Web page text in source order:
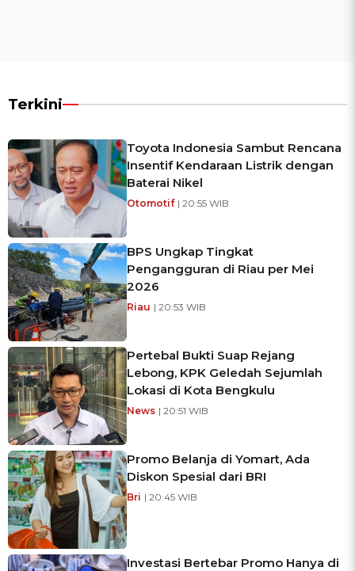
Terkini
Toyota Indonesia Sambut Rencana
Insentif Kendaraan Listrik dengan
Baterai Nikel
Otomotif | 20:55 WIB
BPS Ungkap Tingkat
Pengangguran di Riau per Mei
2026
Riau | 20:53 WIB
Pertebal Bukti Suap Rejang
Lebong, KPK Geledah Sejumlah
Lokasi di Kota Bengkulu
News | 20:51 WIB
Promo Belanja di Yomart, Ada
Diskon Spesial dari BRI
Bri | 20:45 WIB
Investasi Bertebar Promo Hanya di